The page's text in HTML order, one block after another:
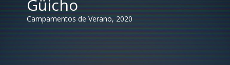
Güicho
Campamentos de Verano, 2020